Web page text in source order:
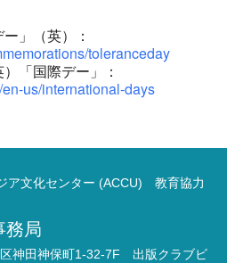
」（英）：
toleranceday
「国際デー」：
us/international-days
ア文化センター (ACCU) 教育協力
務局
神田神保町1-32-7F 出版クラブビ